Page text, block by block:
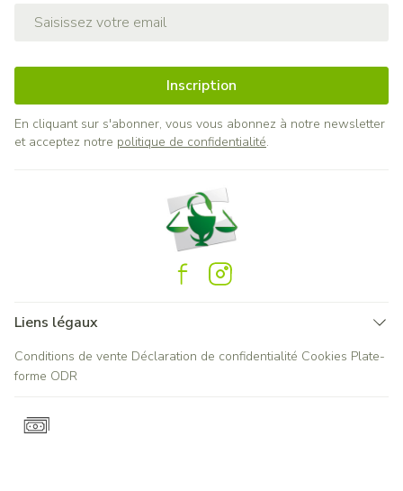
Inscription
En cliquant sur s'abonner, vous vous abonnez à notre newsletter
et acceptez notre politique de confidentialité.
Liens légaux
Conditions de vente Déclaration de confidentialité Cookies Plate-
forme ODR